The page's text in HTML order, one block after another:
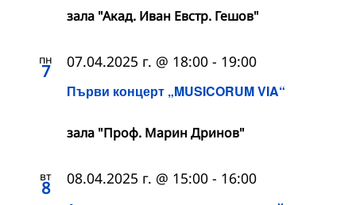
зала "Акад. Иван Евстр. Гешов"
пн
7
Първи концерт „MUSICORUM VIA“
07.04.2025 г. @ 18:00 - 19:00
зала "Проф. Марин Дринов"
вт
8 08.04.2025 г. @ 15:00 - 16:00